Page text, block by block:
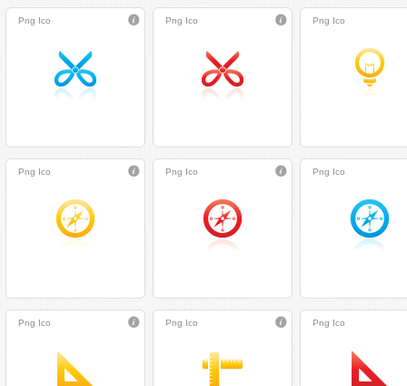
Png Ico Png Ico Png Ico
Png Ico Png Ico Png Ico
Png Ico Png Ico Png Ico